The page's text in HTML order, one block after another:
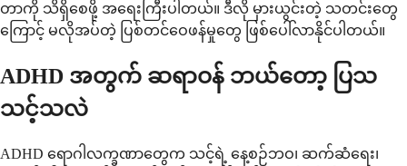
တာကို သိရှိစေဖို့ အရေးကြီးပါတယ်။ ဒီလို မှားယွင်းတဲ့ သတင်းတွေ
ကြောင့် မလိုအပ်တဲ့ ပြစ်တင်ဝေဖန်မှုတွေ ဖြစ်ပေါ်လာနိုင်ပါတယ်။
ADHD အတွက် ဆရာဝန် ဘယ်တော့ ပြသ
သင့်သလဲ
ADHD ရောဂါလက္ခဏာတွေက သင့်ရဲ့ နေ့စဉ်ဘဝ၊ ဆက်ဆံရေး၊